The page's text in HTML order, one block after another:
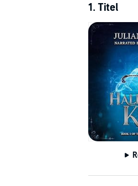
But Aleron's
"The Halfblood
©2014,2024
1. Titel